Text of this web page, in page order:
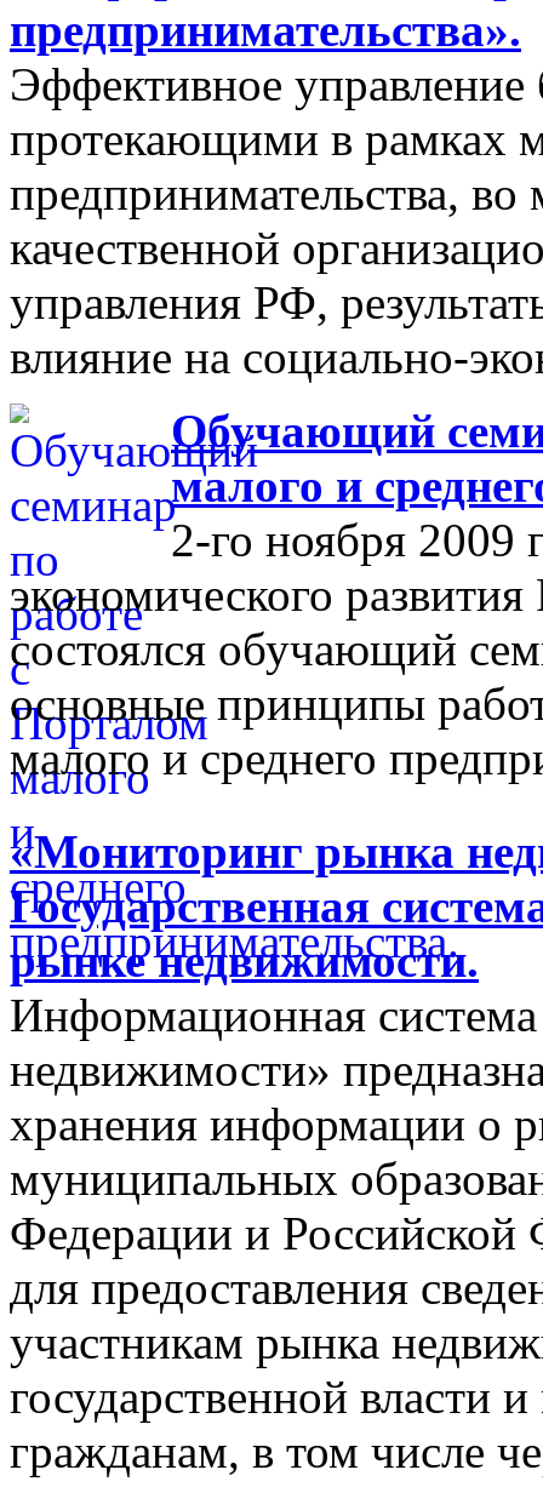
предпринимательства».
Эффективное управление
протекающими в рамках
предпринимательства,
качественной
управления РФ,
влияние на социально-
Обучающий
малого и
2-го ноября 2009
экономического
состоялся обучающий
основные принципы
малого и среднего
«Мониторинг рынка
Государственная
рынке недвижимости.
Информационная
недвижимости»
хранения информации о
муниципальных
Федерации и Российской
для предоставления
участникам рынка
государственной власти
гражданам, в том числе